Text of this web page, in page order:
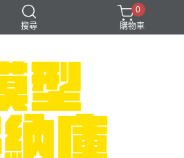
搜尋
可以色色
崩壞：星穹鐵道
0
購物車